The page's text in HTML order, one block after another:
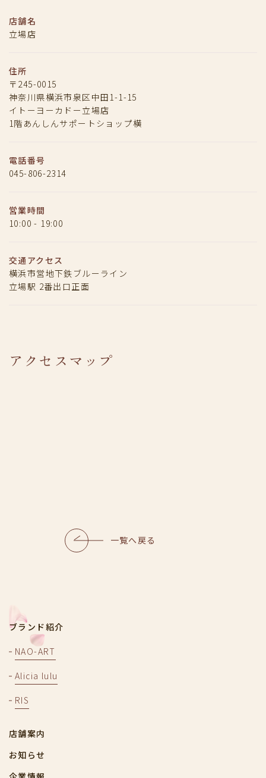
店舗名
立場店
住所
〒245-0015
神奈川県横浜市泉区中田1-1-15
イトーヨーカドー立場店
1階あんしんサポートショップ横
電話番号
045-806-2314
営業時間
10:00 - 19:00
交通アクセス
横浜市営地下鉄ブルーライン
立場駅 2番出口正面
アクセスマップ
一覧へ戻る
ブランド紹介
NAO-ART
Alicia lulu
RIS
店舗案内
お知らせ